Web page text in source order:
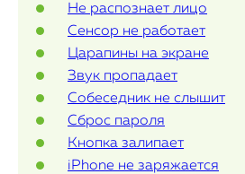
Не распознает лицо
Сенсор не работает
Царапины на экране
Звук пропадает
Собеседник не слышит
Сброс пароля
Кнопка залипает
iPhone не заряжается